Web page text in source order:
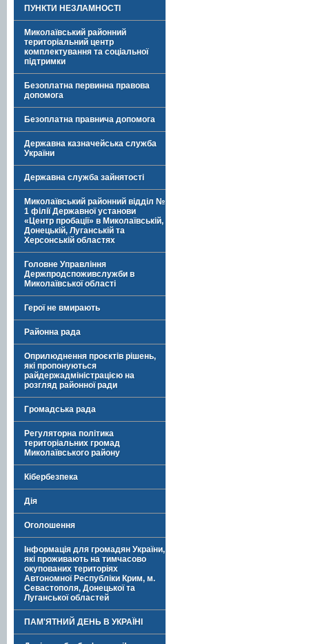
ПУНКТИ НЕЗЛАМНОСТІ
Миколаївський районний
територіальний центр
комплектування та соціальної
підтримки
Безоплатна первинна правова
допомога
Безоплатна правнича допомога
Державна казначейська служба
України
Державна служба зайнятості
Миколаївський районний відділ №
1 філії Державної установи
«Центр пробації» в Миколаївській,
Донецькій, Луганській та
Херсонській областях
Головне Управління
Держпродспоживслужби в
Миколаївської області
Герої не вмирають
Районна рада
Оприлюднення проєктів рішень,
які пропонуються
райдержадміністрацією на
розгляд районної ради
Громадська рада
Регуляторна політика
територіальних громад
Миколаївського району
Кібербезпека
Дія
Оголошення
Інформація для громадян України,
які проживають на тимчасово
окупованих територіях
Автономної Республіки Крим, м.
Севастополя, Донецької та
Луганської областей
ПАМ'ЯТНИЙ ДЕНЬ В УКРАЇНІ